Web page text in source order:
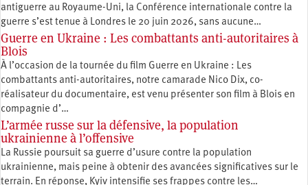
antiguerre au Royaume-Uni, la Conférence internationale contre la
guerre s’est tenue à Londres le 20 juin 2026, sans aucune…
Guerre en Ukraine : Les combattants anti-autoritaires à
Blois
À l’occasion de la tournée du film Guerre en Ukraine : Les
combattants anti-autoritaires, notre camarade Nico Dix, co-
réalisateur du documentaire, est venu présenter son film à Blois en
compagnie d’…
L’armée russe sur la défensive, la population
ukrainienne à l’offensive
La Russie poursuit sa guerre d’usure contre la population
ukrainienne, mais peine à obtenir des avancées significatives sur le
terrain. En réponse, Kyiv intensifie ses frappes contre les…